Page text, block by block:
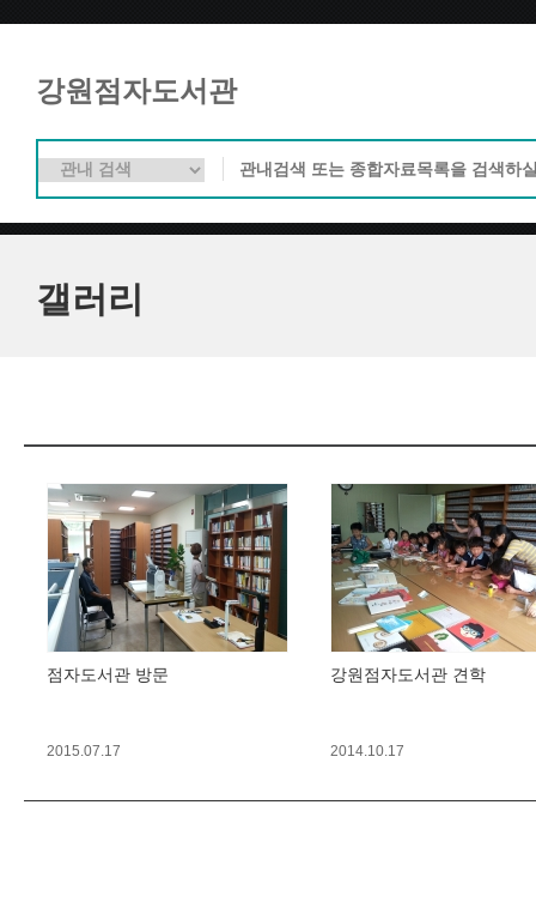
강원점자도서관
갤러리
점자도서관 방문
2015.07.17
강원점자도서관 견학
2014.10.17